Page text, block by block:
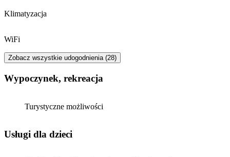
Klimatyzacja
WiFi
Zobacz wszystkie udogodnienia (28)
Wypoczynek, rekreacja
Turystyczne możliwości
usługi dla dzieci